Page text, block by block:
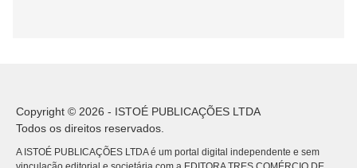
Copyright © 2026 - ISTOÉ PUBLICAÇÕES LTDA
Todos os direitos reservados.
A ISTOÉ PUBLICAÇÕES LTDA é um portal digital independente e sem